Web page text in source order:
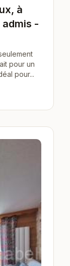
à
-
pour un
pour...